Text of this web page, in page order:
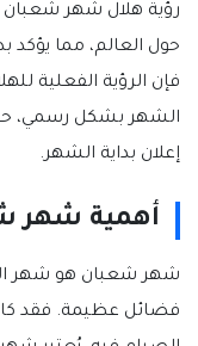
رؤية هلال شهر
حول العالم، مما يؤكد
فإن الرؤية الفعلية
الشهر بشكل رسمي،
إعلان بداية الشهر.
أهمية شهر
شهر شعبان هو شهر
فضائل عظيمة. فقد